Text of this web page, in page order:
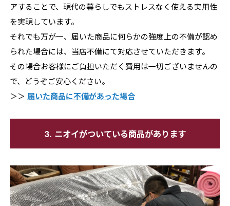
アすることで、現代の暮らしでもストレスなく使える実用性
を実現しています。
それでも万が一、届いた商品に何らかの強度上の不備が認め
られた場合には、当店不備にて対応させていただきます。
その場合お客様にご負担いただく費用は一切ございませんの
で、どうぞご安心ください。
＞＞ 届いた商品に不備があった場合
3. ニオイがついている商品があります